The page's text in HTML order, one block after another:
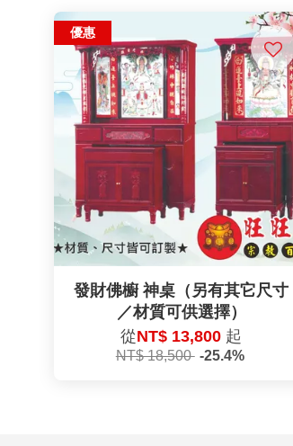
優惠
發財佛櫥 神桌（另有其它尺寸
／材質可供選擇）
從NT$ 13,800 起
NT$ 18,500 -25.4%